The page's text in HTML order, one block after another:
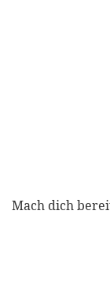
Mach dich